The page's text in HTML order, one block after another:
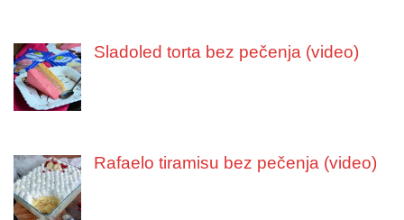
Sladoled torta bez pečenja (video)
Rafaelo tiramisu bez pečenja (video)